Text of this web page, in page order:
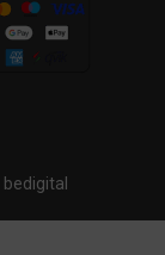
bedigital